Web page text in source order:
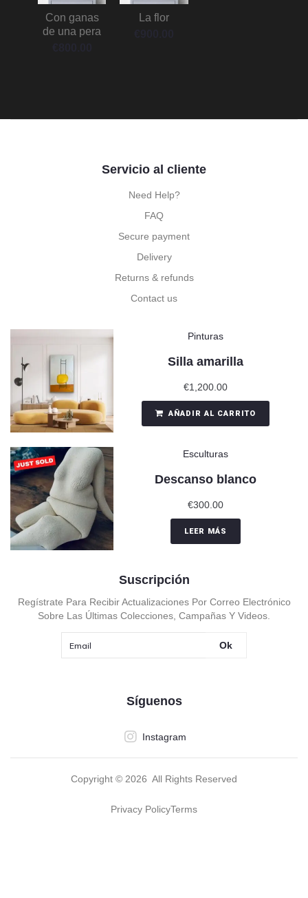
Con ganas
de una pera
La flor
Servicio al cliente
Need Help?
FAQ
Secure payment
Delivery
Returns & refunds
Contact us
Pinturas
Silla amarilla
€1,200.00
AÑADIR AL CARRITO
Esculturas
Descanso blanco
€300.00
LEER MÁS
Suscripción
Regístrate Para Recibir Actualizaciones Por Correo Electrónico
Sobre Las Últimas Colecciones, Campañas Y Videos.
Ok
Síguenos
Instagram
Copyright © 2026 All Rights Reserved
Privacy PolicyTerms